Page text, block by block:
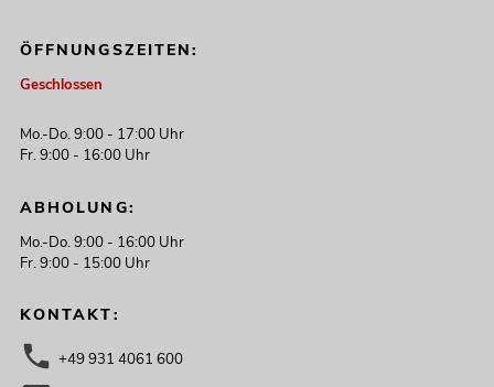
ÖFFNUNGSZEITEN:
Geschlossen
Mo.-Do. 9:00 - 17:00 Uhr
Fr. 9:00 - 16:00 Uhr
ABHOLUNG:
Mo.-Do. 9:00 - 16:00 Uhr
Fr. 9:00 - 15:00 Uhr
KONTAKT:
+49 931 4061 600